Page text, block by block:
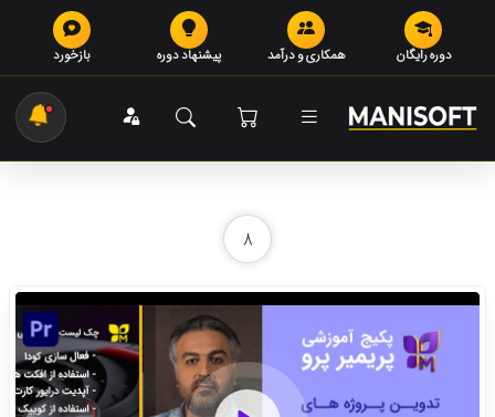
دوره رایگان همکاری و درآمد پیشنهاد دوره بازخورد
8